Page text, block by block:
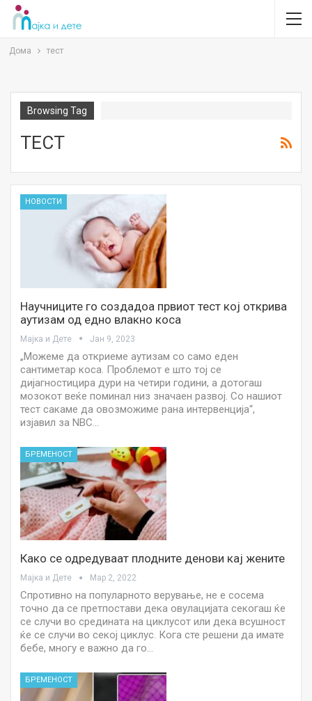
Дома тест
Browsing Tag
ТЕСТ
НОВОСТИ
Научниците го создадоа првиот тест кој открива
аутизам од едно влакно коса
Мајка и Дете Јан 9, 2023
„Можеме да откриеме аутизам со само еден
сантиметар коса. Проблемот е што тој се
дијагностицира дури на четири години, а дотогаш
мозокот веќе поминал низ значаен развој. Со нашиот
тест сакаме да овозможиме рана интервенција“,
изјавил за NBC…
БРЕМЕНОСТ
Како се одредуваат плодните денови кај жените
Мајка и Дете Мар 2, 2022
Спротивно на популарното верување, не е сосема
точно да се претпостави дека овулацијата секогаш ќе
се случи во средината на циклусот или дека всушност
ќе се случи во секој циклус. Кога сте решени да имате
бебе, многу е важно да го…
БРЕМЕНОСТ